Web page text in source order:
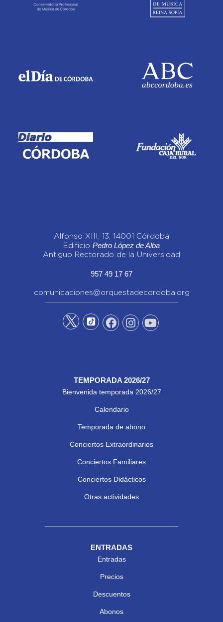
Alfonso XIII, 13, 14001 Córdoba
Edificio Pedro López de Alba
Antiguo Rectorado de la Universidad
957 49 17 67
comunicaciones@orquestadecordoba.org
TEMPORADA 2026/27
Bienvenida temporada 2026/27
Calendario
Temporada de abono
Conciertos Extraordinarios
Conciertos Familiares
Conciertos Didácticos
Otras actividades
ENTRADAS
Entradas
Precios
Descuentos
Abonos